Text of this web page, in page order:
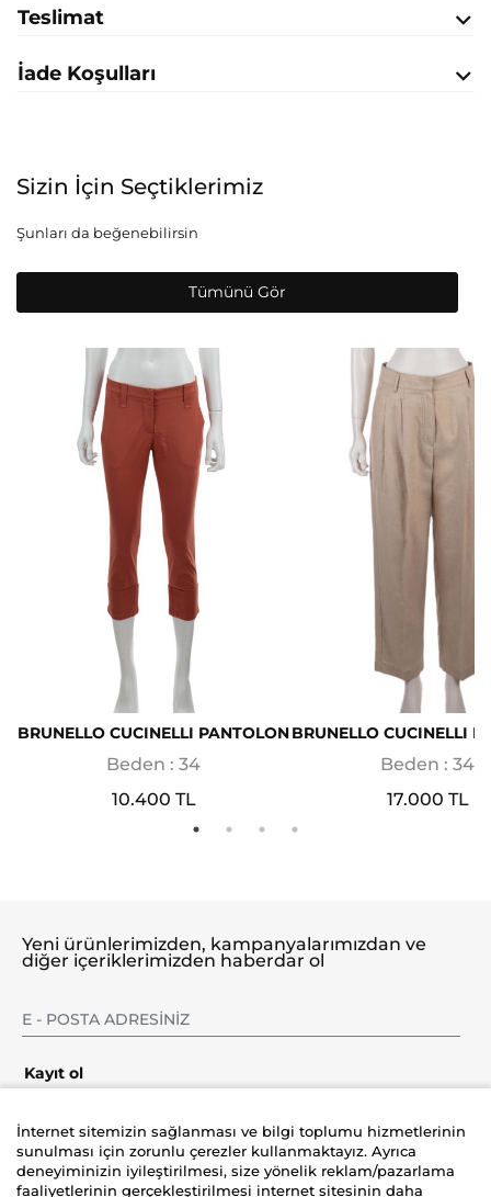
Teslimat
İade Koşulları
Sizin İçin Seçtiklerimiz
Şunları da beğenebilirsin
Tümünü Gör
BRUNELLO CUCINELLI PANTOLON
Beden : 34
10.400 TL
BRUNELLO CUCINELLI
Beden : 34
17.000 TL
Şirket
Yeni ürünlerimizden, kampanyalarımızdan ve
diğer içeriklerimizden haberdar ol
Kayıt ol
İnternet sitemizin sağlanması ve bilgi toplumu hizmetlerinin
sunulması için zorunlu çerezler kullanmaktayız. Ayrıca
deneyiminizin iyileştirilmesi, size yönelik reklam/pazarlama
faaliyetlerinin gerçekleştirilmesi internet sitesinin daha